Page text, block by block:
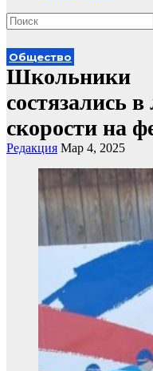
Общество
Школьники
состязались
скорости на
Редакция Мар 4, 2025